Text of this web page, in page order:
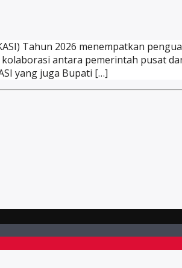
Tahun 2026 menempatkan
antara pemerintah pusat
yang juga Bupati […]